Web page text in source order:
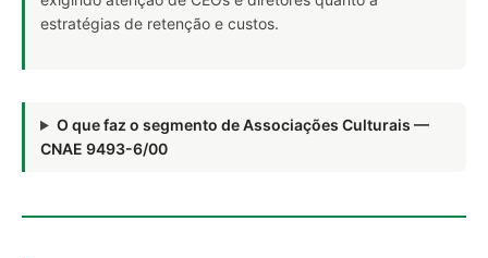
estratégias de retenção e custos.
O que faz o segmento de Associações Culturais —
CNAE 9493-6/00